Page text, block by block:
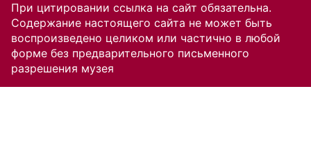
При цитировании ссылка на сайт обязательна.
Содержание настоящего сайта не может быть
воспроизведено целиком или частично в любой
форме без предварительного письменного
разрешения музея